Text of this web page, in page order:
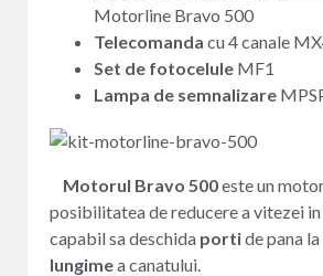
Motorline Bravo 500
Telecomanda cu 4 canale
Set de fotocelule MF1
Lampa de semnalizare
Motorul Bravo 500este un
posibilitatea de reducere a vitezei
capabil sa deschida portide pana la
lungimea canatului.